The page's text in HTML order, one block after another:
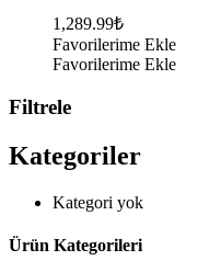
seçilebilir
1,289.99₺
Favorilerime Ekle
Favorilerime Ekle
Filtrele
Kategoriler
Kategori yok
Ürün Kategorileri